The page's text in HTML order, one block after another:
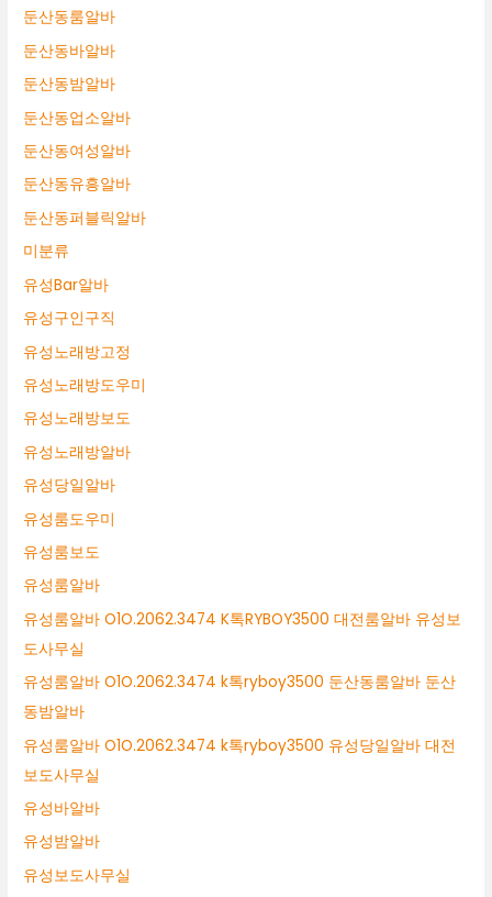
둔산동룸알바
둔산동바알바
둔산동밤알바
둔산동업소알바
둔산동여성알바
둔산동유흥알바
둔산동퍼블릭알바
미분류
유성Bar알바
유성구인구직
유성노래방고정
유성노래방도우미
유성노래방보도
유성노래방알바
유성당일알바
유성룸도우미
유성룸보도
유성룸알바
유성룸알바 O1O.2062.3474 K톡RYBOY3500 대전룸알바 유성보
도사무실
유성룸알바 O1O.2062.3474 k톡ryboy3500 둔산동룸알바 둔산
동밤알바
유성룸알바 O1O.2062.3474 k톡ryboy3500 유성당일알바 대전
보도사무실
유성바알바
유성밤알바
유성보도사무실